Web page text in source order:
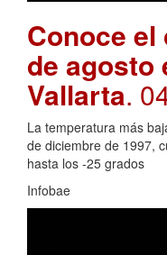
Conoce el
de agosto
Vallarta.
La temperatura más
de diciembre de 1997,
hasta los -25 grados
Infobae